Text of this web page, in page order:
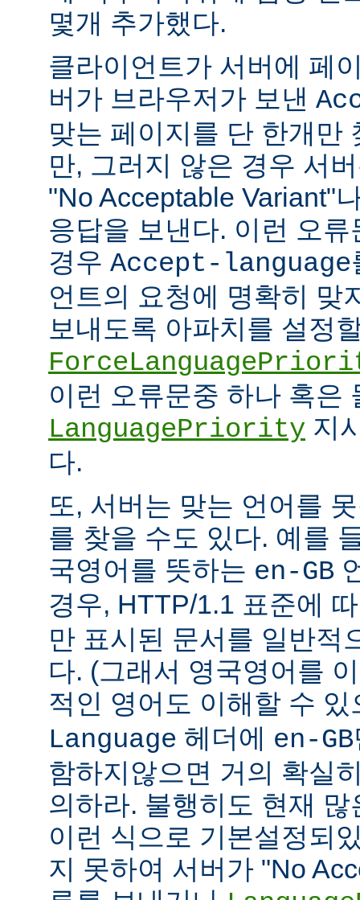
몇개 추가했다.
클라이언트가 서버에 페
버가 브라우저가 보낸
맞는 페이지를 단 한개만
만, 그러지 않은 경우 서
"No Acceptable Variant"
응답을 보낸다. 이런 오
경우 Accept-language
언트의 요청에 명확히 맞
보내도록 아파치를 설정
이런 오류문중 하나 혹은
LanguagePriority 지
다.
또, 서버는 맞는 언어를
를 찾을 수도 있다. 예를
국영어를 뜻하는 en-GB
경우, HTTP/1.1 표준에
만 표시된 문서를 일반적
다. (그래서 영국영어를
적인 영어도 이해할 수
Language 헤더에 en-GB
함하지않으면 거의 확실
의하라. 불행히도 현재
이런 식으로 기본설정되
지 못하여 서버가 "No